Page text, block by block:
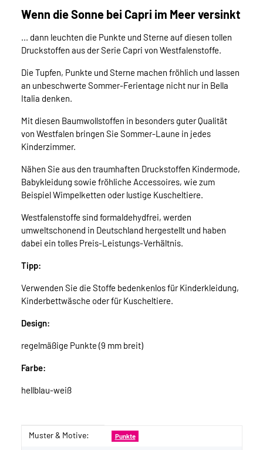
Wenn die Sonne bei Capri im Meer versinkt
... dann leuchten die Punkte und Sterne auf diesen tollen
Druckstoffen aus der Serie Capri von Westfalenstoffe.
Die Tupfen, Punkte und Sterne machen fröhlich und lassen
an unbeschwerte Sommer-Ferientage nicht nur in Bella
Italia denken.
Mit diesen Baumwollstoffen in besonders guter Qualität
von Westfalen bringen Sie Sommer-Laune in jedes
Kinderzimmer.
Nähen Sie aus den traumhaften Druckstoffen Kindermode,
Babykleidung sowie fröhliche Accessoires, wie zum
Beispiel Wimpelketten oder lustige Kuscheltiere.
Westfalenstoffe sind formaldehydfrei, werden
umweltschonend in Deutschland hergestellt und haben
dabei ein tolles Preis-Leistungs-Verhältnis.
Tipp:
Verwenden Sie die Stoffe bedenkenlos für Kinderkleidung,
Kinderbettwäsche oder für Kuscheltiere.
Design:
regelmäßige Punkte (9 mm breit)
Farbe:
hellblau-weiß
Produkteigenschaft
Wert
Muster & Motive: Punkte